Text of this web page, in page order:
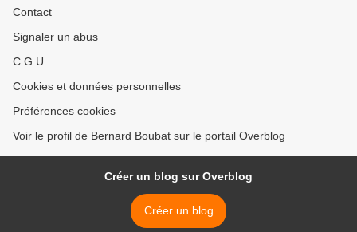
Contact
Signaler un abus
C.G.U.
Cookies et données personnelles
Préférences cookies
Voir le profil de Bernard Boubat sur le portail Overblog
Créer un blog sur Overblog
Créer un blog